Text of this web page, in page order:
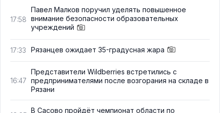
17:58
Павел Малков поручил уделять повышенное
внимание безопасности образовательных
учреждений
17:33 Рязанцев ожидает 35-градусная жара
16:47
Представители Wildberries встретились с
предпринимателями после возгорания на складе в
Рязани
В Сасово пройдёт чемпионат области по